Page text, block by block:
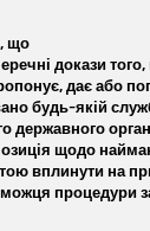
що
докази
дає або
будь-якій
державного
щодо
вплинути на
процедури